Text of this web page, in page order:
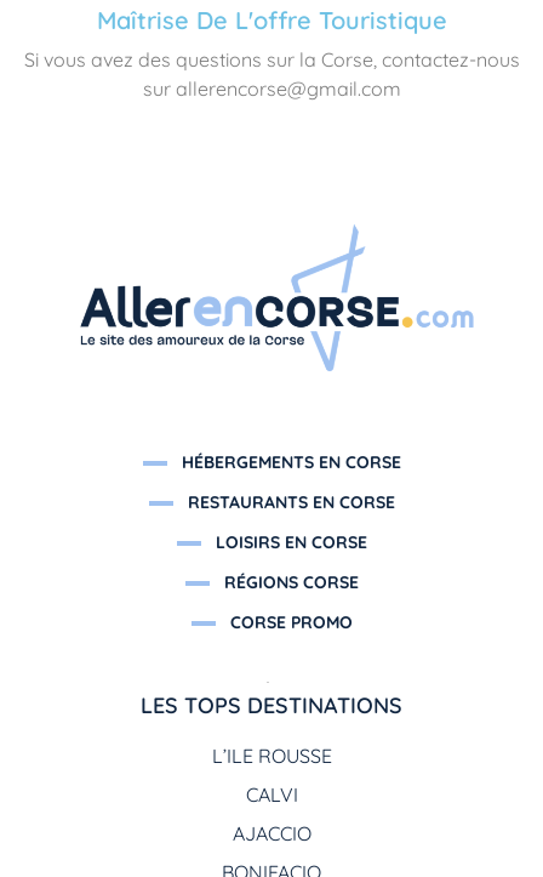
Maîtrise De L'offre Touristique
Si vous avez des questions sur la Corse, contactez-nous
sur allerencorse@gmail.com
HÉBERGEMENTS EN CORSE
RESTAURANTS EN CORSE
LOISIRS EN CORSE
RÉGIONS CORSE
CORSE PROMO
LES TOPS DESTINATIONS
L’ILE ROUSSE
CALVI
AJACCIO
BONIFACIO